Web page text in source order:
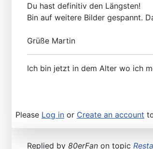
Du hast definitiv den Längsten!
Bin auf weitere Bilder gespannt.
Grüße Martin
Ich bin jetzt in dem Alter wo ich
Please Log in or Create an account
Replied by 80erFan on topic